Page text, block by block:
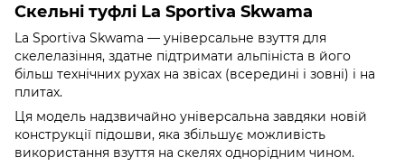
Скельні туфлі Lа Sportiva Skwama
La Sportiva Skwama — універсальне взуття для
скелелазіння, здатне підтримати альпініста в його
більш технічних рухах на звісах (всередині і зовні) і на
плитах.
Ця модель надзвичайно універсальна завдяки новій
конструкції підошви, яка збільшує можливість
використання взуття на скелях однорідним чином.